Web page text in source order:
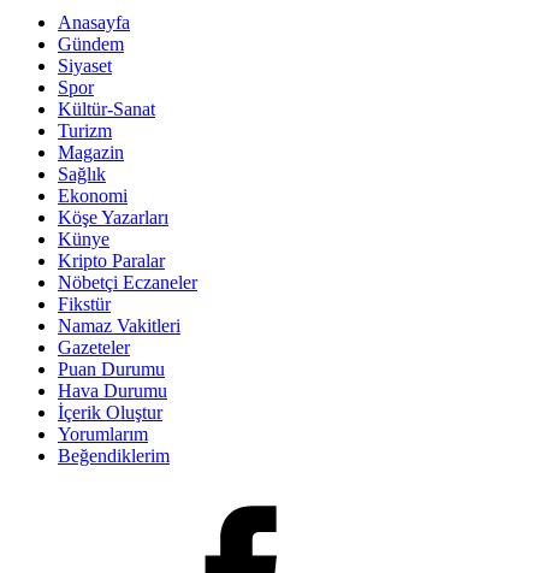
Anasayfa
Gündem
Siyaset
Spor
Kültür-Sanat
Turizm
Magazin
Sağlık
Ekonomi
Köşe Yazarları
Künye
Kripto Paralar
Nöbetçi Eczaneler
Fikstür
Namaz Vakitleri
Gazeteler
Puan Durumu
Hava Durumu
İçerik Oluştur
Yorumlarım
Beğendiklerim